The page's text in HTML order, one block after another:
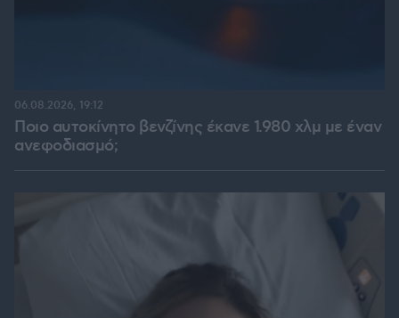
Ποιο αυτοκίνητο βενζίνης έκανε 1.980 χλμ με έναν
ανεφοδιασμό;
06.08.2026, 19:12